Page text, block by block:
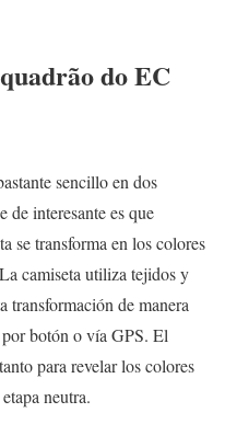
do EC
sencillo en dos
de interesante es que
se transforma en los colores
camiseta utiliza tejidos y
transformación de manera
botón o vía GPS. El
para revelar los colores
neutra.